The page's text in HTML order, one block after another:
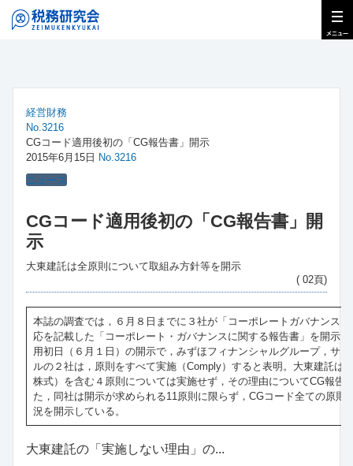
経営財務
No.3216
CGコード適用後初の「CG報告書」開示
2015年6月15日 No.3216
ニュース
CGコード適用後初の「CG報告書」開
示
大東建託は全原則について取組み方針等を開示
( 02頁)
本誌の調査では，６月８日までに３社が「コーポレートガバナンス
応を記載した「コーポレート・ガバナンスに関する報告書」を開示
用初日（６月１日）の開示で，みずほフィナンシャルグループ，サ
ルの２社は，原則をすべて実施（Comply）すると表明。大東建託は
株式）を含む４原則については実施せず，その理由についてCG報告
た，同社は開示が求められる11原則に限らず，CGコード全ての原則
況を開示している。
大東建託の「実施しない理由」の...